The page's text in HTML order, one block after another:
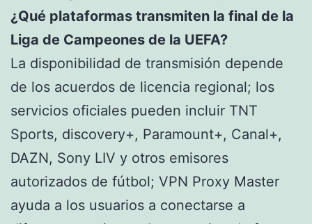
¿Qué plataformas transmiten la final de la
Liga de Campeones de la UEFA?
La disponibilidad de transmisión depende
de los acuerdos de licencia regional; los
servicios oficiales pueden incluir TNT
Sports, discovery+, Paramount+, Canal+,
DAZN, Sony LIV y otros emisores
autorizados de fútbol; VPN Proxy Master
ayuda a los usuarios a conectarse a